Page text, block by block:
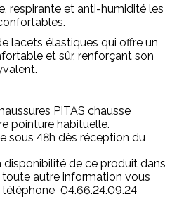
respirante et anti-humidité les
lacets élastiques qui offre un
et sûr, renforçant son
PITAS chausse
pointure habituelle.
sous 48h dès réception du
disponibilité de ce produit dans
autre information vous
04.66.24.09.24